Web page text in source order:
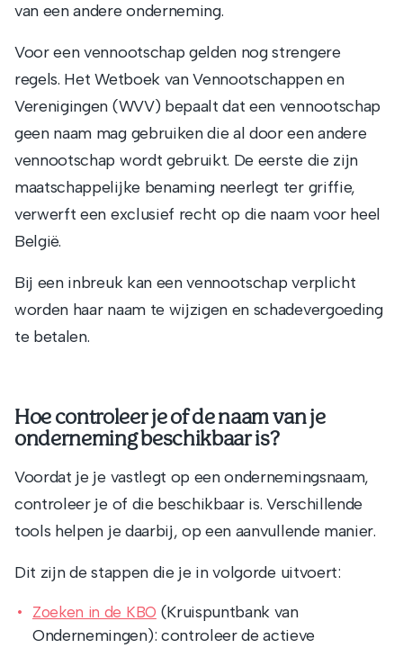
van een andere onderneming.
Voor een vennootschap gelden nog strengere
regels. Het Wetboek van Vennootschappen en
Verenigingen (WVV) bepaalt dat een vennootschap
geen naam mag gebruiken die al door een andere
vennootschap wordt gebruikt. De eerste die zijn
maatschappelijke benaming neerlegt ter griffie,
verwerft een exclusief recht op die naam voor heel
België.
Bij een inbreuk kan een vennootschap verplicht
worden haar naam te wijzigen en schadevergoeding
te betalen.
Hoe controleer je of de naam van je
onderneming beschikbaar is?
Voordat je je vastlegt op een ondernemingsnaam,
controleer je of die beschikbaar is. Verschillende
tools helpen je daarbij, op een aanvullende manier.
Dit zijn de stappen die je in volgorde uitvoert:
Zoeken in de KBO (Kruispuntbank van
Ondernemingen): controleer de actieve